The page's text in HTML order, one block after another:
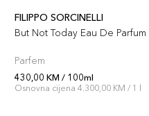
FILIPPO SORCINELLI
But Not Today Eau De Parfum
Parfem
430,00 KM / 100ml
Osnovna cijena 4.300,00 KM / 1 l